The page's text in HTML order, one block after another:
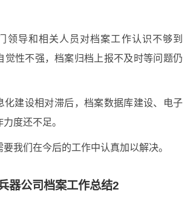
领导和相关人员对档案工作认识不够到
觉性不强，档案归档上报不及时等问题仍
化建设相对滞后，档案数据库建设、电子
度还不足。
我们在今后的工作中认真加以解决。
器公司档案工作总结2